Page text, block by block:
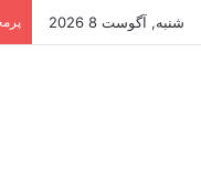
شنبه, آگوست 8 2026